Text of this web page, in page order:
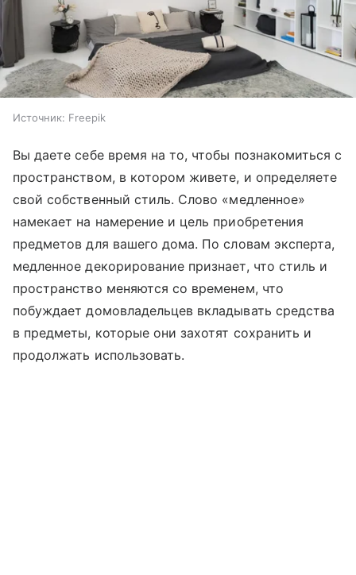
Источник: Freepik
Вы даете себе время на то, чтобы познакомиться с
пространством, в котором живете, и определяете
свой собственный стиль. Слово «медленное»
намекает на намерение и цель приобретения
предметов для вашего дома. По словам эксперта,
медленное декорирование признает, что стиль и
пространство меняются со временем, что
побуждает домовладельцев вкладывать средства
в предметы, которые они захотят сохранить и
продолжать использовать.